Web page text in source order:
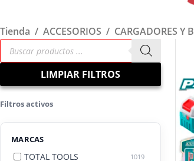
Tienda / ACCESORIOS / CARGADORES Y
LIMPIAR FILTROS
Filtros activos
MARCAS
TOTAL TOOLS 1019